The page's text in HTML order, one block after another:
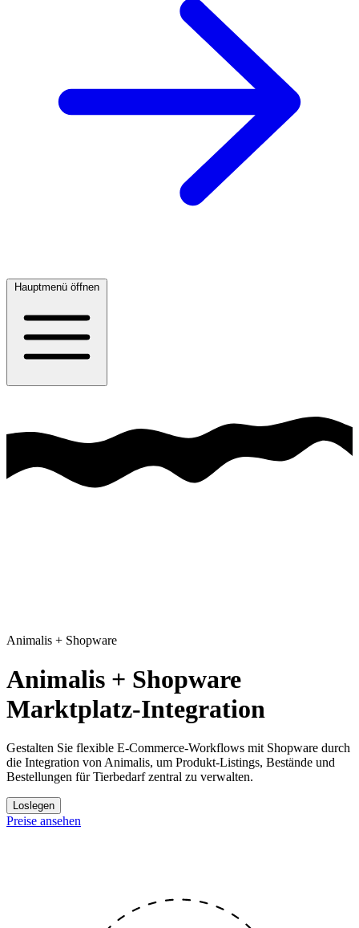
Hauptmenü öffnen
Animalis + Shopware
Animalis + Shopware
Marktplatz-Integration
Gestalten Sie flexible E-Commerce-Workflows mit Shopware durch
die Integration von Animalis, um Produkt-Listings, Bestände und
Bestellungen für Tierbedarf zentral zu verwalten.
Loslegen
Preise ansehen